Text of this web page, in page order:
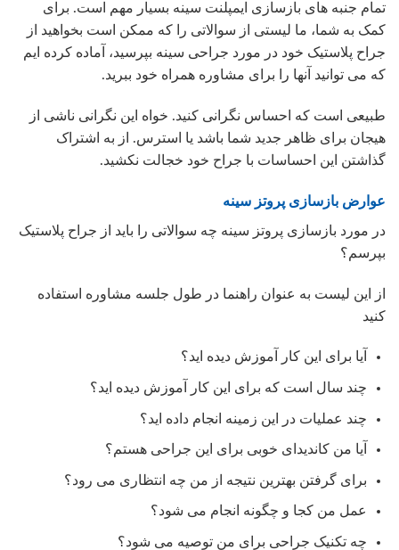
تمام جنبه های بازسازی ایمپلنت سینه بسیار مهم است. برای
کمک به شما، ما لیستی از سوالاتی را که ممکن است بخواهید از
جراح پلاستیک خود در مورد جراحی سینه بپرسید، آماده کرده ایم
که می توانید آنها را برای مشاوره همراه خود ببرید.
طبیعی است که احساس نگرانی کنید. خواه این نگرانی ناشی از
هیجان برای ظاهر جدید شما باشد یا استرس. از به اشتراک
گذاشتن این احساسات با جراح خود خجالت نکشید.
عوارض بازسازی پروتز سینه
در مورد بازسازی پروتز سینه چه سوالاتی را باید از جراح پلاستیک
بپرسم؟
از این لیست به عنوان راهنما در طول جلسه مشاوره استفاده
کنید
آیا برای این کار آموزش دیده اید؟
چند سال است که برای این کار آموزش دیده اید؟
چند عملیات در این زمینه انجام داده اید؟
آیا من کاندیدای خوبی برای این جراحی هستم؟
برای گرفتن بهترین نتیجه از من چه انتظاری می رود؟
عمل من کجا و چگونه انجام می شود؟
چه تکنیک جراحی برای من توصیه می شود؟